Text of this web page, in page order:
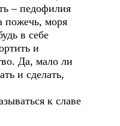
– педофилия
пожечь, моря
в себе
и
Да, мало ли
и сделать,
к славе